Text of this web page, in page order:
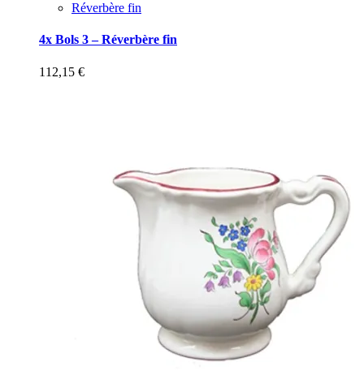
Réverbère fin
4x Bols 3 – Réverbère fin
112,15 €